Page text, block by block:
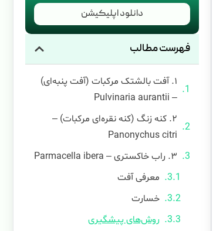
دانلود اپلیکیشن
فهرست مطالب
۱. آفت بالشتک مرکبات (آفت پنبه‌ای)
– Pulvinaria aurantii
۲. کنه زنگ (کنه نقره‌ای مرکبات) –
Panonychus citri
۳. راب خاکستری – Parmacella ibera
معرفی آفت
خسارت
روش‌های پیشگیری